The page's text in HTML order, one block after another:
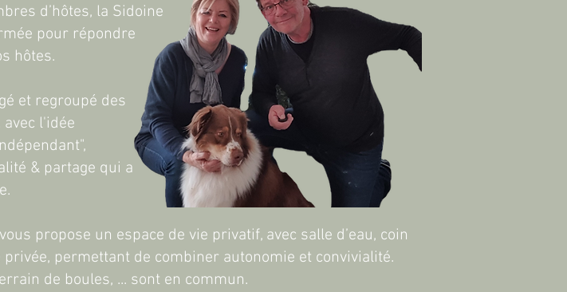
d’hôtes, la Sidoine
pour répondre
hôtes.
et regroupé des
l'idée
& partage qui a
propose un espace de vie privatif, avec salle d’eau, coin
permettant de combiner autonomie et convivialité.
de boules, ... sont en commun.